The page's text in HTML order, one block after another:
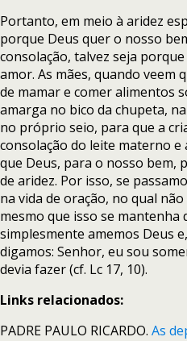
Portanto, em meio à aridez
porque Deus quer o nosso
consolação, talvez seja
amor. As mães, quando veem
de mamar e comer alimentos
amarga no bico da chupeta,
no próprio seio, para que a
consolação do leite materno e
que Deus, para o nosso bem,
de aridez. Por isso, se
na vida de oração, no qual
mesmo que isso se
simplesmente amemos Deus
digamos: Senhor, eu sou
devia fazer (cf. Lc 17, 10).
Links relacionados:
PADRE PAULO RICARDO. As